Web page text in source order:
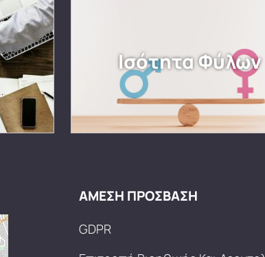
Ισότητα Φύλων
ΑΜΕΣΗ ΠΡΟΣΒΑΣΗ
GDPR